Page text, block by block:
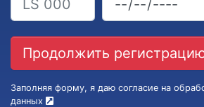
Заполняя форму, я даю согласие на
данных